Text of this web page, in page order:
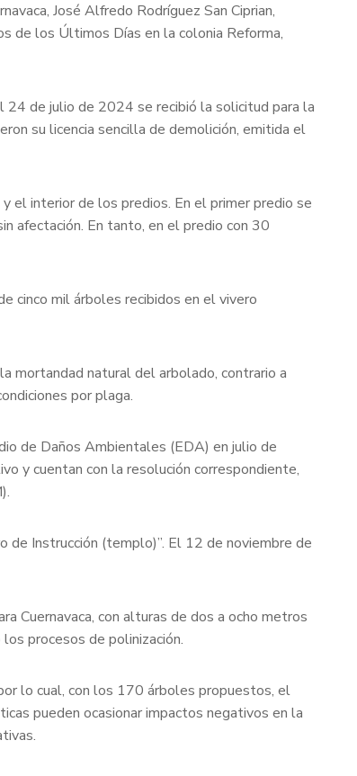
José Alfredo Rodríguez San Ciprian,
de los Últimos Días en la colonia Reforma,
24 de julio de 2024 se recibió la solicitud para la
su licencia sencilla de demolición, emitida el
el interior de los predios. En el primer predio se
afectación. En tanto, en el predio con 30
cinco mil árboles recibidos en el vivero
mortandad natural del arbolado, contrario a
por plaga.
de Daños Ambientales (EDA) en julio de
y cuentan con la resolución correspondiente,
Instrucción (templo)”. El 12 de noviembre de
Cuernavaca, con alturas de dos a ocho metros
procesos de polinización.
lo cual, con los 170 árboles propuestos, el
pueden ocasionar impactos negativos en la